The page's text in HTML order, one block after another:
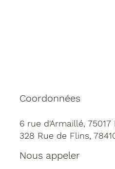
Coordonnées
6 rue d'Armaillé, 75017
328 Rue de Flins,
Nous appeler